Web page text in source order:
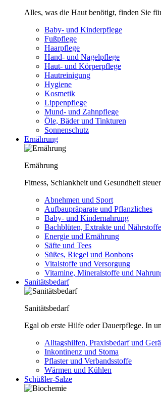
Alles, was die Haut benötigt, finden Sie
Baby- und Kinderpflege
Fußpflege
Haarpflege
Hand- und Nagelpflege
Haut- und Körperpflege
Hautreinigung
Hygiene
Kosmetik
Lippenpflege
Mund- und Zahnpflege
Öle, Bäder und Tinkturen
Sonnenschutz
Ernährung
Ernährung
Fitness, Schlankheit und Gesundheit
Abnehmen und Sport
Aufbaupräparate und Pflanzliches
Baby- und Kindernahrung
Bachblüten, Extrakte und Nährstoffe
Energie und Ernährung
Säfte und Tees
Süßes, Riegel und Bonbons
Vitalstoffe und Versorgung
Vitamine, Mineralstoffe und
Sanitätsbedarf
Sanitätsbedarf
Egal ob erste Hilfe oder Dauerpflege. In
Alltagshilfen, Praxisbedarf und
Inkontinenz und Stoma
Pflaster und Verbandsstoffe
Wärmen und Kühlen
Schüßler-Salze